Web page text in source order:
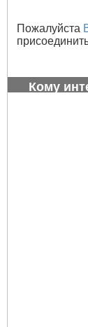
Пожалуйста
Кому